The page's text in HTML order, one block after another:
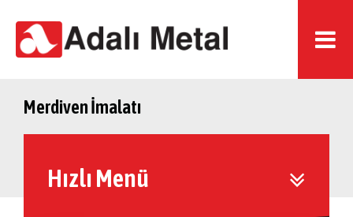
Merdiven İmalatı
Hızlı Menü